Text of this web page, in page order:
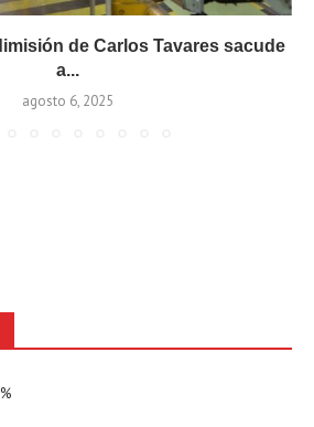
de Carlos Tavares sacude
a...
agosto 6, 2025